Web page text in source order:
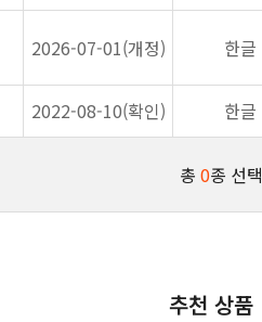
2026-07-01(개정) 한글
2022-08-10(확인) 한글
총 0종 선택
추천 상품